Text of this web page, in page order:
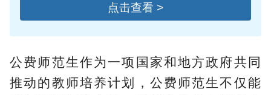
点击查看 >
公费师范生作为一项国家和地方政府共同
推动的教师培养计划，公费师范生不仅能